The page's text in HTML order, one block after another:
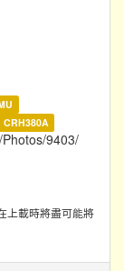
CRH380A
9403/
上載時將盡可能將